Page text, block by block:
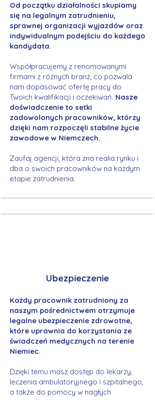
Od początku działalności skupiamy
się na legalnym zatrudnieniu,
sprawnej organizacji wyjazdów oraz
indywidualnym podejściu do każdego
kandydata.
Współpracujemy z renomowanymi
firmami z różnych branż, co pozwala
nam dopasować ofertę pracy do
Twoich kwalifikacji i oczekiwań. Nasze
doświadczenie to setki
zadowolonych pracowników, którzy
dzięki nam rozpoczęli stabilne życie
zawodowe w Niemczech.
Zaufaj agencji, która zna realia rynku i
dba o swoich pracowników na każdym
etapie zatrudnienia.
Ubezpieczenie
Każdy pracownik zatrudniony za
naszym pośrednictwem otrzymuje
legalne ubezpieczenie zdrowotne,
które uprawnia do korzystania ze
świadczeń medycznych na terenie
Niemiec.
Dzięki temu masz dostęp do lekarzy,
leczenia ambulatoryjnego i szpitalnego,
a także do pomocy w nagłych